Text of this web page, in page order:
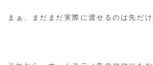
まぁ、まだまだ実際に渡せるのは先だけ